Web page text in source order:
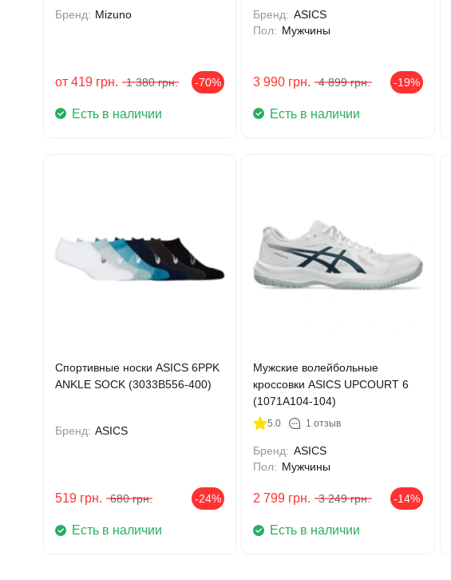
Бренд: Mizuno
от 419 грн. 1 380 грн. -70%
Есть в наличии
Бренд: ASICS
Пол: Мужчины
3 990 грн. 4 899 грн. -19%
Есть в наличии
Спортивные носки ASICS 6PPK
ANKLE SOCK (3033B556-400)
Бренд: ASICS
519 грн. 680 грн. -24%
Есть в наличии
Мужские волейбольные
кроссовки ASICS UPCOURT 6
(1071A104-104)
5.0 1 отзыв
Бренд: ASICS
Пол: Мужчины
2 799 грн. 3 249 грн. -14%
Есть в наличии